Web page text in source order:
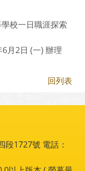
校一日職涯探索
月2日 (一) 辦理
回列表
1727號 電話：